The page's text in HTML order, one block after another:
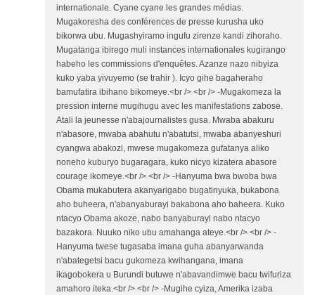
internationale. Cyane cyane les grandes médias.
Mugakoresha des conférences de presse kurusha uko
bikorwa ubu. Mugashyiramo ingufu zirenze kandi zihoraho.
Mugatanga ibirego muli instances internationales kugirango
habeho les commissions d'enquêtes. Azanze nazo nibyiza
kuko yaba yivuyemo (se trahir ). Icyo gihe bagaheraho
bamufatira ibihano bikomeye.<br /> <br /> -Mugakomeza la
pression interne mugihugu avec les manifestations zabose.
Atali la jeunesse n'abajournalistes gusa. Mwaba abakuru
n'abasore, mwaba abahutu n'abatutsi, mwaba abanyeshuri
cyangwa abakozi, mwese mugakomeza gufatanya aliko
noneho kuburyo bugaragara, kuko nicyo kizatera abasore
courage ikomeye.<br /> <br /> -Hanyuma bwa bwoba bwa
Obama mukabutera akanyarigabo bugatinyuka, bukabona
aho buheera, n'abanyaburayi bakabona aho baheera. Kuko
ntacyo Obama akoze, nabo banyaburayi nabo ntacyo
bazakora. Nuuko niko ubu amahanga ateye.<br /> <br /> -
Hanyuma twese tugasaba imana guha abanyarwanda
n'abategetsi bacu gukomeza kwihangana, imana
ikagobokera u Burundi butuwe n'abavandimwe bacu twifuriza
amahoro iteka.<br /> <br /> -Mugihe cyiza, Amerika izaba